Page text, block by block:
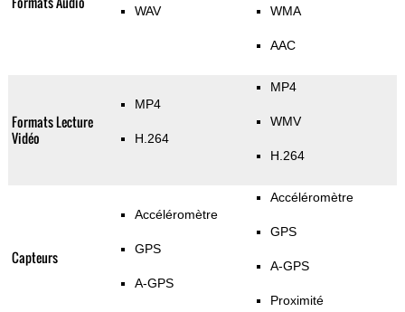
WAV WMA
AAC
Formats Lecture
Vidéo
MP4
H.264
MP4
WMV
H.264
Capteurs
Accéléromètre
GPS
A-GPS
Accéléromètre
GPS
A-GPS
Proximité